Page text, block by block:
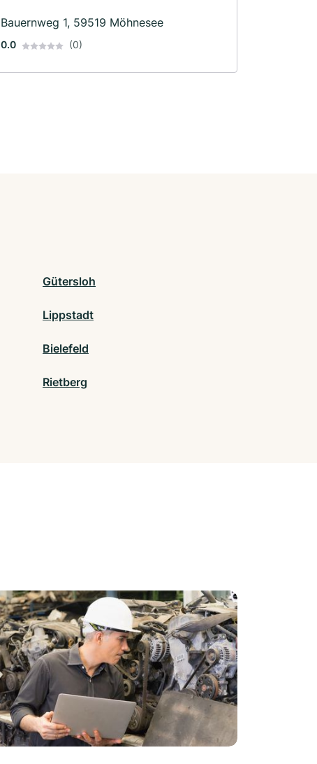
Bauernweg 1, 59519 Möhnesee
0.0 (0)
Gütersloh
Lippstadt
Bielefeld
Rietberg